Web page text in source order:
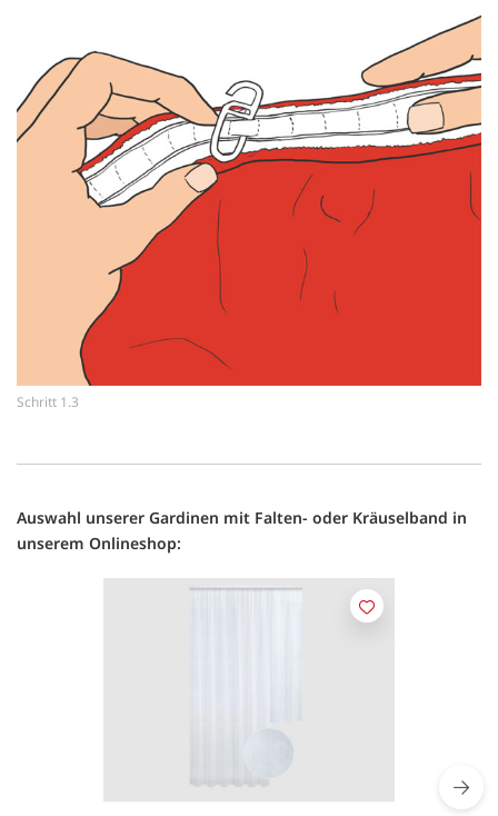
Schritt 1.3
Auswahl unserer Gardinen mit Falten- oder Kräuselband in
unserem Onlineshop:
Merken